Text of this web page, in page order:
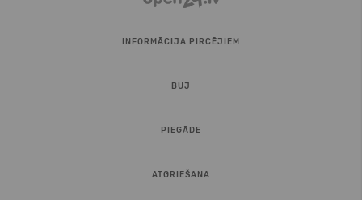
INFORMĀCIJA PIRCĒJIEM
BUJ
PIEGĀDE
ATGRIEŠANA